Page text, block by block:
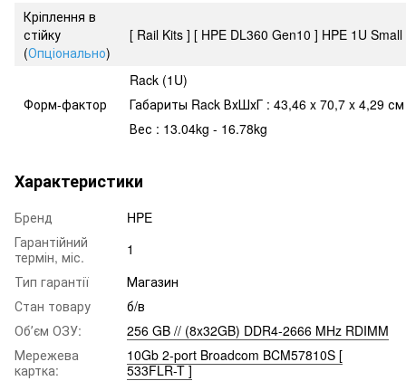
Кріплення в
стійку
(Опціонально)
[ Rail Kits ] [ HPE DL360 Gen10 ] HPE 1U
Форм-фактор
Rack (1U)
Габариты Rack ВхШхГ : 43,46 x 70,7 x 4,29 см
Вес : 13.04kg - 16.78kg
Характеристики
Бренд
HPE
Гарантійний
термін, міс.
1
Тип гарантії
Магазин
Стан товару
б/в
Обʼєм ОЗУ:
256 GB // (8x32GB) DDR4-2666 MHz RDIMM
Мережева
картка:
10Gb 2-port Broadcom BCM57810S [
533FLR-T ]